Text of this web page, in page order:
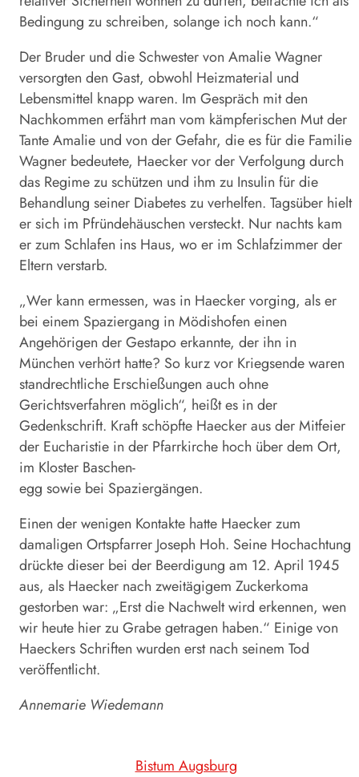
Bedingung zu schreiben, solange ich noch kann.“
Der Bruder und die Schwester von Amalie Wagner
versorgten den Gast, obwohl Heizmaterial und
Lebensmittel knapp waren. Im Gespräch mit den
Nachkommen erfährt man vom kämpferischen Mut der
Tante Amalie und von der Gefahr, die es für die Familie
Wagner bedeutete, Haecker vor der Verfolgung durch
das Regime zu schützen und ihm zu Insulin für die
Behandlung seiner Diabetes zu verhelfen. Tagsüber hielt
er sich im Pfründehäuschen versteckt. Nur nachts kam
er zum Schlafen ins Haus, wo er im Schlafzimmer der
Eltern verstarb.
„Wer kann ermessen, was in Haecker vorging, als er
bei einem Spaziergang in Mödishofen einen
Angehörigen der Gestapo erkannte, der ihn in
München verhört hatte? So kurz vor Kriegsende waren
standrechtliche Erschießungen auch ohne
Gerichtsverfahren möglich“, heißt es in der
Gedenkschrift. Kraft schöpfte Haecker aus der Mitfeier
der Eucharistie in der Pfarrkirche hoch über dem Ort,
im Kloster Baschen-
egg sowie bei Spaziergängen.
Einen der wenigen Kontakte hatte Haecker zum
damaligen Ortspfarrer Joseph Hoh. Seine Hochachtung
drückte dieser bei der Beerdigung am 12. April 1945
aus, als Haecker nach zweitägigem Zuckerkoma
gestorben war: „Erst die Nachwelt wird erkennen, wen
wir heute hier zu Grabe getragen haben.“ Einige von
Haeckers Schriften wurden erst nach seinem Tod
veröffentlicht.
Annemarie Wiedemann
Bistum Augsburg